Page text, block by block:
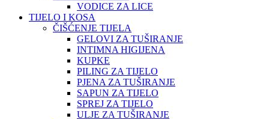
VODICE ZA LICE
TIJELO I KOSA
ČIŠĆENJE TIJELA
GELOVI ZA TUŠIRANJE
INTIMNA HIGIJENA
KUPKE
PILING ZA TIJELO
PJENA ZA TUŠIRANJE
SAPUN ZA TIJELO
SPREJ ZA TIJELO
ULJE ZA TUŠIRANJE